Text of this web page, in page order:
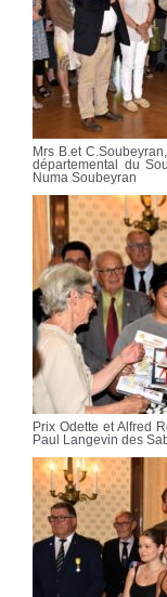
Mrs B.et
départemental du
Numa Soubeyran
Prix Odette et Alfred
Paul Langevin des